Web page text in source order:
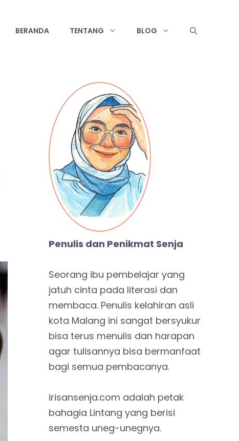
BERANDA TENTANG BLOG
Penulis dan Penikmat Senja
Seorang ibu pembelajar yang
jatuh cinta pada literasi dan
membaca. Penulis kelahiran asli
kota Malang ini sangat bersyukur
bisa terus menulis dan harapan
agar tulisannya bisa bermanfaat
bagi semua pembacanya.
irisansenja.com adalah petak
bahagia Lintang yang berisi
semesta uneg-unegnya.